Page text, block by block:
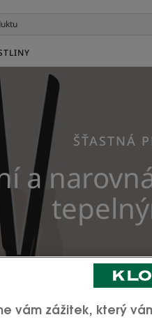
ŠŤASTNÁ
a
vám zážitek, který